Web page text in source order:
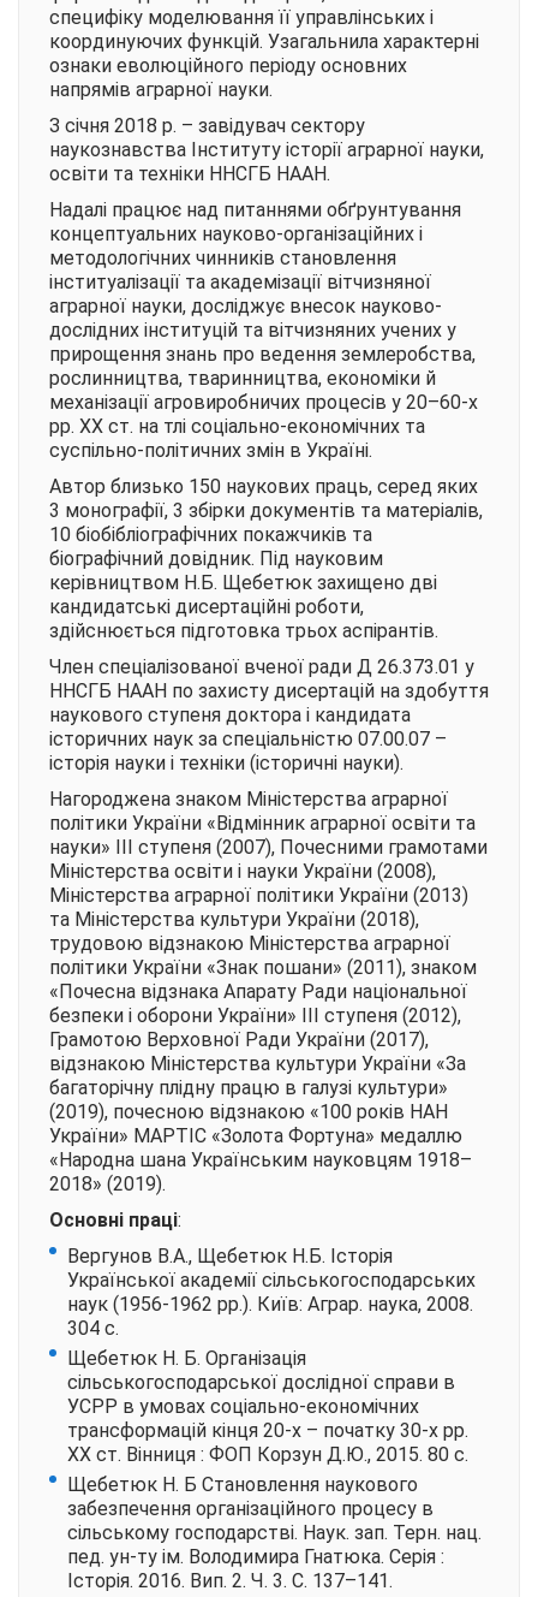
специфіку моделювання її управлінських і
координуючих функцій. Узагальнила характерні
ознаки еволюційного періоду основних
напрямів аграрної науки.
З січня 2018 р. – завідувач сектору
наукознавства Інституту історії аграрної науки,
освіти та техніки ННСГБ НААН.
Надалі працює над питаннями обґрунтування
концептуальних науково-організаційних і
методологічних чинників становлення
інституалізації та академізації вітчизняної
аграрної науки, досліджує внесок науково-
дослідних інституцій та вітчизняних учених у
прирощення знань про ведення землеробства,
рослинництва, тваринництва, економіки й
механізації агровиробничих процесів у 20–60-х
рр. ХХ ст. на тлі соціально-економічних та
суспільно-політичних змін в Україні.
Автор близько 150 наукових праць, серед яких
3 монографії, 3 збірки документів та матеріалів,
10 біобібліографічних покажчиків та
біографічний довідник. Під науковим
керівництвом Н.Б. Щебетюк захищено дві
кандидатські дисертаційні роботи,
здійснюється підготовка трьох аспірантів.
Член спеціалізованої вченої ради Д 26.373.01 у
ННСГБ НААН по захисту дисертацій на здобуття
наукового ступеня доктора і кандидата
історичних наук за спеціальністю 07.00.07 –
історія науки і техніки (історичні науки).
Нагороджена знаком Міністерства аграрної
політики України «Відмінник аграрної освіти та
науки» ІІІ ступеня (2007), Почесними грамотами
Міністерства освіти і науки України (2008),
Міністерства аграрної політики України (2013)
та Міністерства культури України (2018),
трудовою відзнакою Міністерства аграрної
політики України «Знак пошани» (2011), знаком
«Почесна відзнака Апарату Ради національної
безпеки і оборони України» ІІІ ступеня (2012),
Грамотою Верховної Ради України (2017),
відзнакою Міністерства культури України «За
багаторічну плідну працю в галузі культури»
(2019), почесною відзнакою «100 років НАН
України» МАРТІС «Золота Фортуна» медаллю
«Народна шана Українським науковцям 1918–
2018» (2019).
Основні праці:
Вергунов В.А., Щебетюк Н.Б. Історія
Української академії сільськогосподарських
наук (1956-1962 рр.). Київ: Аграр. наука, 2008.
304 с.
Щебетюк Н. Б. Організація
сільськогосподарської дослідної справи в
УСРР в умовах соціально-економічних
трансформацій кінця 20-х – початку 30-х рр.
ХХ ст. Вінниця : ФОП Корзун Д.Ю., 2015. 80 с.
Щебетюк Н. Б Становлення наукового
забезпечення організаційного процесу в
сільському господарстві. Наук. зап. Терн. нац.
пед. ун-ту ім. Володимира Гнатюка. Серія :
Історія. 2016. Вип. 2. Ч. 3. С. 137–141.